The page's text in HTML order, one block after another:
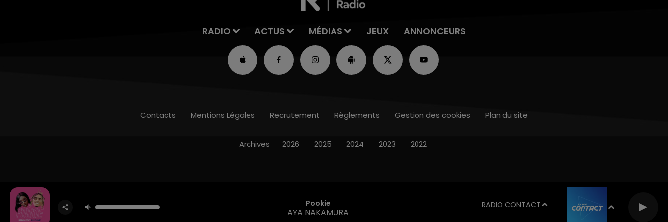
RADIO ACTUS MÉDIAS JEUX ANNONCEURS
Pookie
AYA NAKAMURA
RADIO CONTACT
Contacts Mentions Légales Recrutement Règlements Gestion des cookies Plan du site
Archives 2026 2025 2024 2023 2022